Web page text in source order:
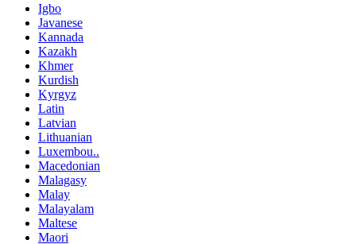
Igbo
Javanese
Kannada
Kazakh
Khmer
Kurdish
Kyrgyz
Latin
Latvian
Lithuanian
Luxembou..
Macedonian
Malagasy
Malay
Malayalam
Maltese
Maori